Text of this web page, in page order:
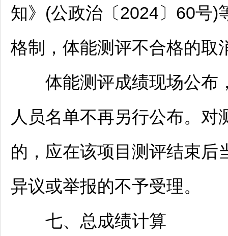
知》(公政治〔2024〕60号)
格制，体能测评不合格的取
体能测评成绩现场公布
人员名单不再另行公布。
的，应在该项目测评结束后
异议或举报的不予受理。
七、总成绩计算